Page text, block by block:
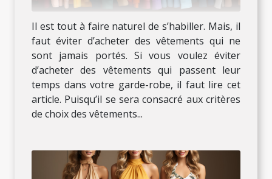
Il est tout à faire naturel de s’habiller. Mais, il
faut éviter d’acheter des vêtements qui ne
sont jamais portés. Si vous voulez éviter
d’acheter des vêtements qui passent leur
temps dans votre garde-robe, il faut lire cet
article. Puisqu’il se sera consacré aux critères
de choix des vêtements...